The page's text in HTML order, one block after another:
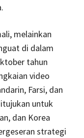
melainkan
di dalam
tahun
video
Farsi, dan
untuk
dan Korea
strategi